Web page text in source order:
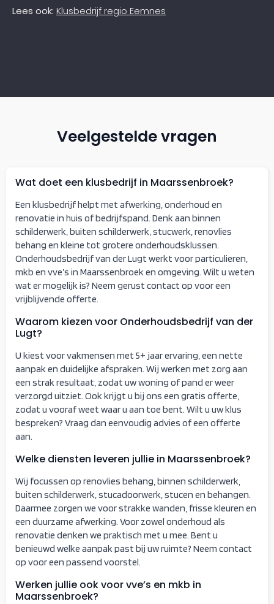
Lees ook: Klusbedrijf regio Eemnes
Veelgestelde vragen
Wat doet een klusbedrijf in Maarssenbroek?
Een klusbedrijf helpt met afwerking, onderhoud en
renovatie in huis of bedrijfspand. Denk aan binnen
schilderwerk, buiten schilderwerk, stucwerk, renovlies
behang en kleine tot grotere onderhoudsklussen.
Onderhoudsbedrijf van der Lugt werkt voor particulieren,
mkb en vve’s in Maarssenbroek en omgeving. Wilt u weten
wat er mogelijk is? Neem gerust contact op voor een
vrijblijvende offerte.
Waarom kiezen voor Onderhoudsbedrijf van der
Lugt?
U kiest voor vakmensen met 5+ jaar ervaring, een nette
aanpak en duidelijke afspraken. Wij werken met zorg aan
een strak resultaat, zodat uw woning of pand er weer
verzorgd uitziet. Ook krijgt u bij ons een gratis offerte,
zodat u vooraf weet waar u aan toe bent. Wilt u uw klus
bespreken? Vraag dan eenvoudig advies of een offerte
aan.
Welke diensten leveren jullie in Maarssenbroek?
Wij focussen op renovlies behang, binnen schilderwerk,
buiten schilderwerk, stucadoorwerk, stucen en behangen.
Daarmee zorgen we voor strakke wanden, frisse kleuren en
een duurzame afwerking. Voor zowel onderhoud als
renovatie denken we praktisch met u mee. Bent u
benieuwd welke aanpak past bij uw ruimte? Neem contact
op voor een passend voorstel.
Werken jullie ook voor vve’s en mkb in
Maarssenbroek?